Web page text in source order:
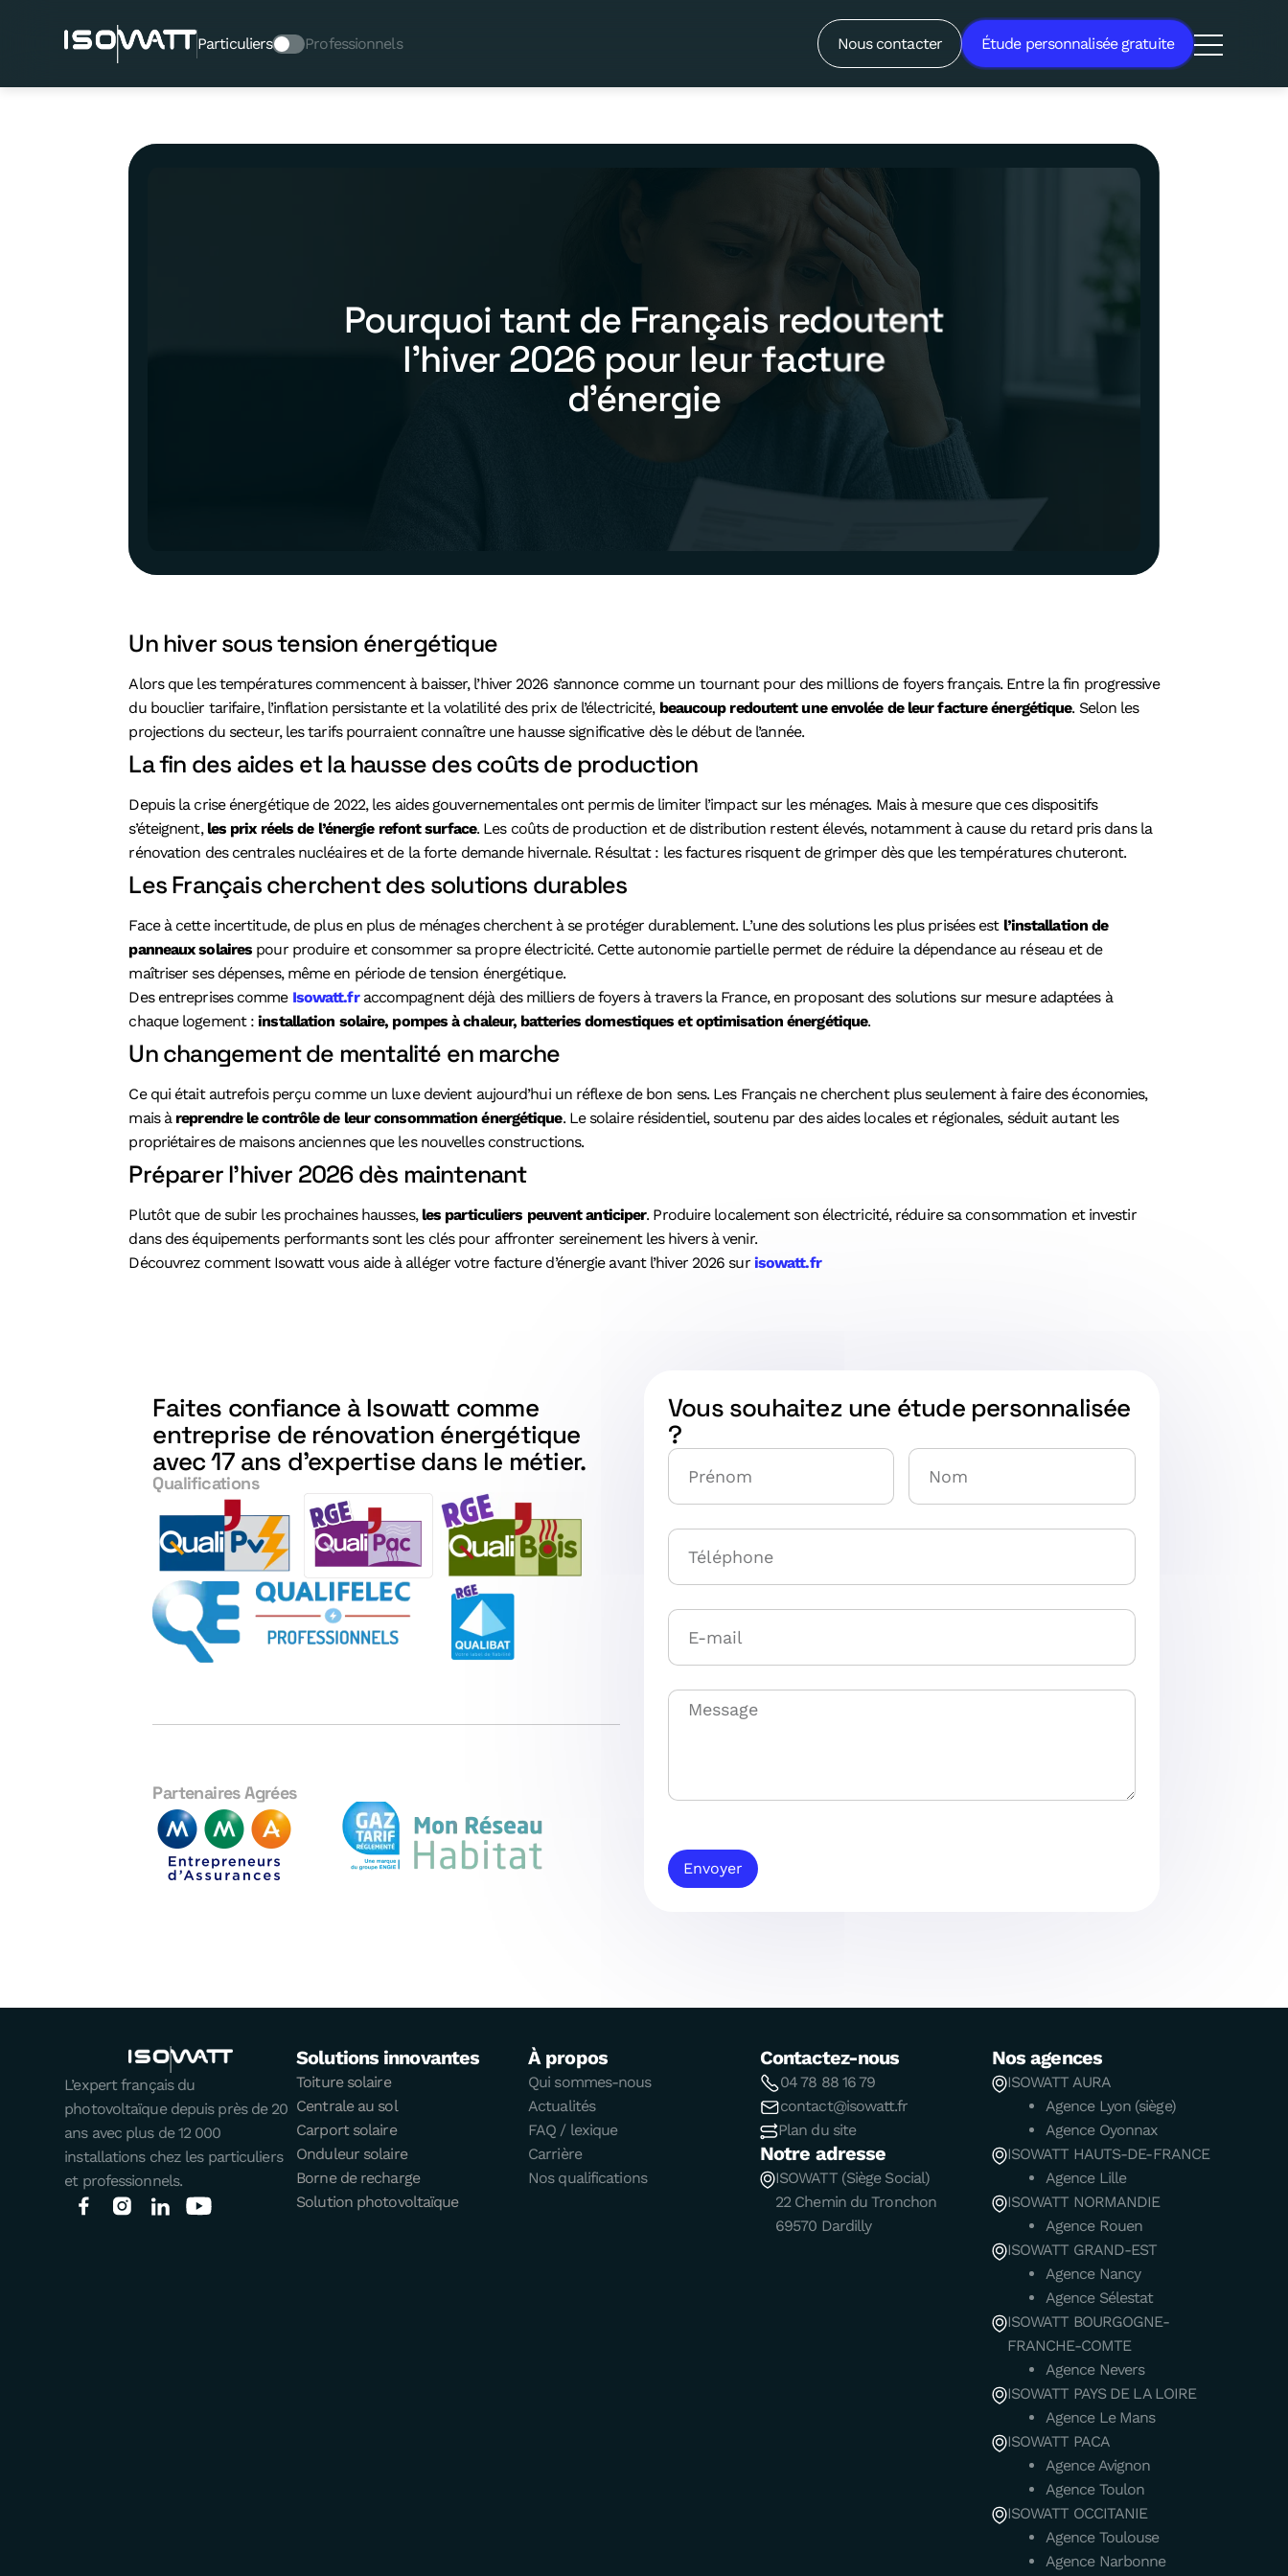
Particuliers Professionnels Nous contacter Étude personnalisée gratuite
Pourquoi tant de Français redoutent
l’hiver 2026 pour leur facture
d’énergie
Un hiver sous tension énergétique
Alors que les températures commencent à baisser, l’hiver 2026 s’annonce comme un tournant pour des millions de foyers français. Entre la fin progressive
du bouclier tarifaire, l’inflation persistante et la volatilité des prix de l’électricité, beaucoup redoutent une envolée de leur facture énergétique. Selon les
projections du secteur, les tarifs pourraient connaître une hausse significative dès le début de l’année.
La fin des aides et la hausse des coûts de production
Depuis la crise énergétique de 2022, les aides gouvernementales ont permis de limiter l’impact sur les ménages. Mais à mesure que ces dispositifs
s’éteignent, les prix réels de l’énergie refont surface. Les coûts de production et de distribution restent élevés, notamment à cause du retard pris dans la
rénovation des centrales nucléaires et de la forte demande hivernale. Résultat : les factures risquent de grimper dès que les températures chuteront.
Les Français cherchent des solutions durables
Face à cette incertitude, de plus en plus de ménages cherchent à se protéger durablement. L’une des solutions les plus prisées est l’installation de
panneaux solaires pour produire et consommer sa propre électricité. Cette autonomie partielle permet de réduire la dépendance au réseau et de
maîtriser ses dépenses, même en période de tension énergétique.
Des entreprises comme Isowatt.fraccompagnent déjà des milliers de foyers à travers la France, en proposant des solutions sur mesure adaptées à
chaque logement :installation solaire, pompes à chaleur, batteries domestiques et optimisation énergétique.
Un changement de mentalité en marche
Ce qui était autrefois perçu comme un luxe devient aujourd’hui un réflexe de bon sens. Les Français ne cherchent plus seulement à faire des économies,
mais à reprendre le contrôle de leur consommation énergétique. Le solaire résidentiel, soutenu par des aides locales et régionales, séduit autant les
propriétaires de maisons anciennes que les nouvelles constructions.
Préparer l’hiver 2026 dès maintenant
Plutôt que de subir les prochaines hausses, les particuliers peuvent anticiper. Produire localement son électricité, réduire sa consommation et investir
dans des équipements performants sont les clés pour affronter sereinement les hivers à venir.
Découvrez comment Isowatt vous aide à alléger votre facture d’énergie avant l’hiver 2026 sur isowatt.fr
Faites confiance à Isowatt comme
entreprise de rénovation énergétique
avec 17 ans d'expertise dans le métier.
Qualifications
Partenaires Agrées
Vous souhaitez une étude personnalisée
?
Envoyer
L’expert français du
photovoltaïque depuis près de 20
ans avec plus de 12 000
installations chez les particuliers
et professionnels.
Solutions innovantes
Toiture solaire
Centrale au sol
Carport solaire
Onduleur solaire
Borne de recharge
Solution photovoltaïque
À propos
Qui sommes-nous
Actualités
FAQ / lexique
Carrière
Nos qualifications
Contactez-nous
04 78 88 16 79
contact@isowatt.fr
Plan du site
Notre adresse
ISOWATT (Siège Social)
22 Chemin du Tronchon
69570 Dardilly
Nos agences
ISOWATT AURA
Agence Lyon (siège)
Agence Oyonnax
ISOWATT HAUTS-DE-FRANCE
Agence Lille
ISOWATT NORMANDIE
Agence Rouen
ISOWATT GRAND-EST
Agence Nancy
Agence Sélestat
ISOWATT BOURGOGNE-
FRANCHE-COMTE
Agence Nevers
ISOWATT PAYS DE LA LOIRE
Agence Le Mans
ISOWATT PACA
Agence Avignon
Agence Toulon
ISOWATT OCCITANIE
Agence Toulouse
Agence Narbonne